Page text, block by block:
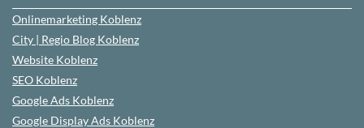
Onlinemarketing Koblenz
City | Regio Blog Koblenz
Website Koblenz
SEO Koblenz
Google Ads Koblenz
Google Display Ads Koblenz